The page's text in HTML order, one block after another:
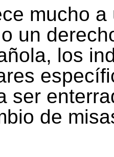
mucho
un
los
ser
de